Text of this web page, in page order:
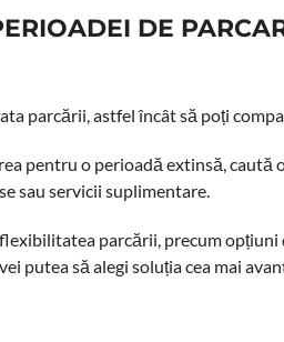
DE
parcării, astfel încât să poți
pentru o perioadă extinsă,
sau servicii suplimentare.
parcării, precum
putea să alegi soluția cea mai